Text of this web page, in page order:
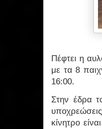
Πέφτει η
με τα 8
16:00.
Στην έδρα
κίνητρο